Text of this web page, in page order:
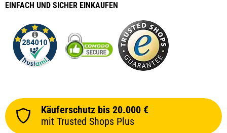
EINFACH UND SICHER EINKAUFEN
Käuferschutz bis 20.000 €
mit Trusted Shops Plus